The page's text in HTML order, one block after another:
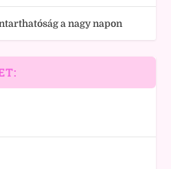
a nagy napon